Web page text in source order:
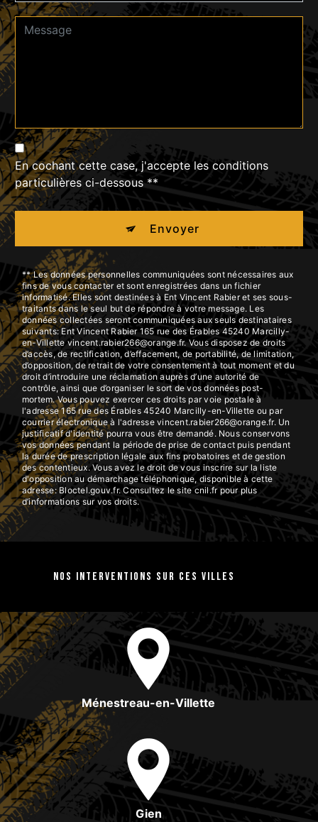
En cochant cette case, j'accepte les conditions
particulières ci-dessous **
Envoyer
** Les données personnelles communiquées sont nécessaires aux
fins de vous contacter et sont enregistrées dans un fichier
informatisé. Elles sont destinées à Ent Vincent Rabier et ses sous-
traitants dans le seul but de répondre à votre message. Les
données collectées seront communiquées aux seuls destinataires
suivants: Ent Vincent Rabier 165 rue des Érables 45240 Marcilly-
en-Villette vincent.rabier266@orange.fr. Vous disposez de droits
d’accès, de rectification, d’effacement, de portabilité, de limitation,
d’opposition, de retrait de votre consentement à tout moment et du
droit d’introduire une réclamation auprès d’une autorité de
contrôle, ainsi que d’organiser le sort de vos données post-
mortem. Vous pouvez exercer ces droits par voie postale à
l'adresse 165 rue des Érables 45240 Marcilly-en-Villette ou par
courrier électronique à l'adresse vincent.rabier266@orange.fr. Un
justificatif d'identité pourra vous être demandé. Nous conservons
vos données pendant la période de prise de contact puis pendant
la durée de prescription légale aux fins probatoires et de gestion
des contentieux. Vous avez le droit de vous inscrire sur la liste
d'opposition au démarchage téléphonique, disponible à cette
adresse: Bloctel.gouv.fr. Consultez le site cnil.fr pour plus
d’informations sur vos droits.
Nos interventions sur ces villes
Ménestreau-en-Villette
Gien